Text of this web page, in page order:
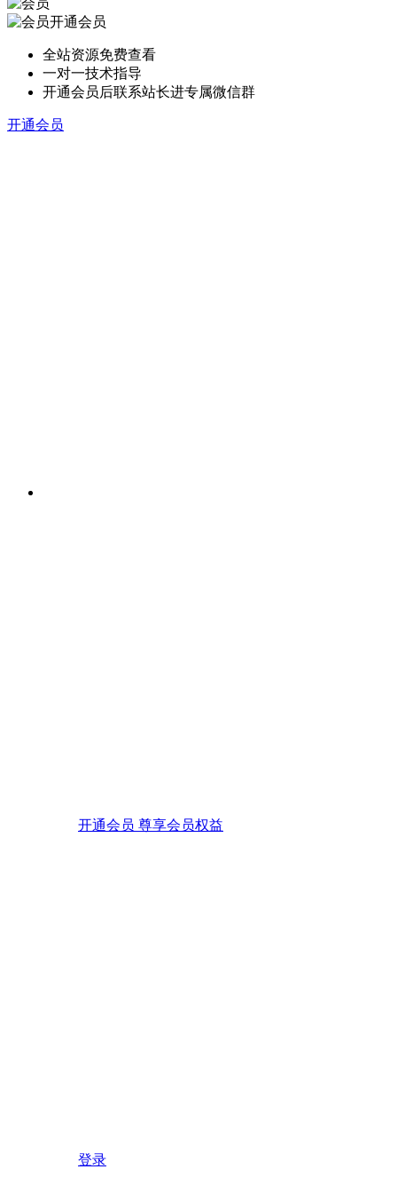
开通会员
全站资源免费查看
一对一技术指导
开通会员后联系站长进专属微信群
开通会员
开通会员 尊享会员权益
登录